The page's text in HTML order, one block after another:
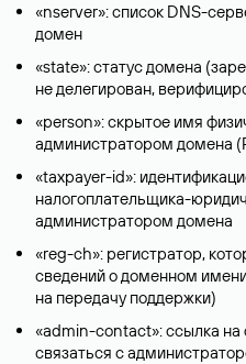
«nserver»: список DNS-
домен
«state»: статус домена
не делегирован,
«person»: скрытое имя
администратором домена
«taxpayer-id»:
налогоплательщика-
администратором домена
«reg-ch»: регистратор,
сведений о доменном
на передачу поддержки)
«admin-contact»: ссылка на
связаться с